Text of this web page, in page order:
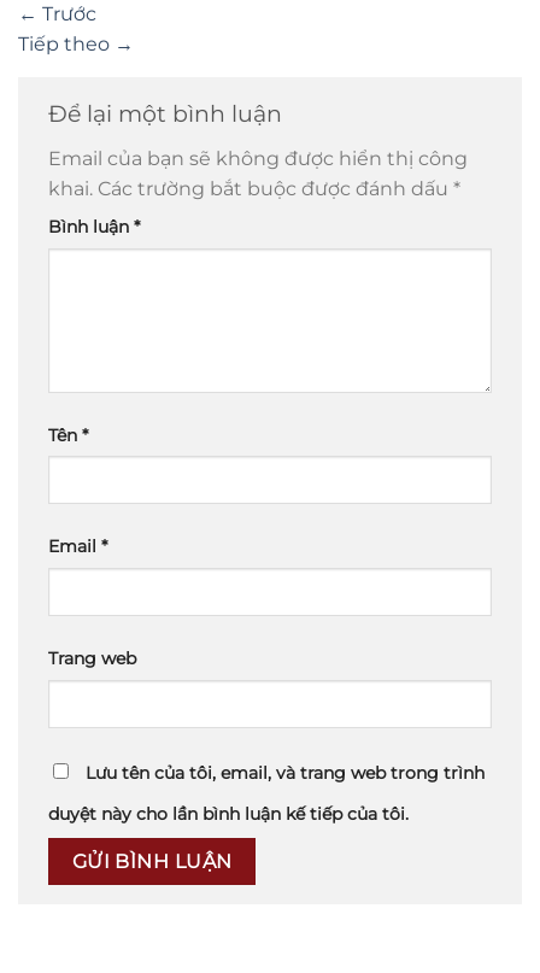
← Trước
Tiếp theo →
Để lại một bình luận
Email của bạn sẽ không được hiển thị công
khai. Các trường bắt buộc được đánh dấu *
Bình luận *
Tên *
Email *
Trang web
Lưu tên của tôi, email, và trang web trong trình
duyệt này cho lần bình luận kế tiếp của tôi.